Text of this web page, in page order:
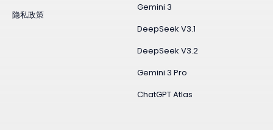
Gemini 3
DeepSeek V3.1
DeepSeek V3.2
Gemini 3 Pro
ChatGPT Atlas
隐私政策